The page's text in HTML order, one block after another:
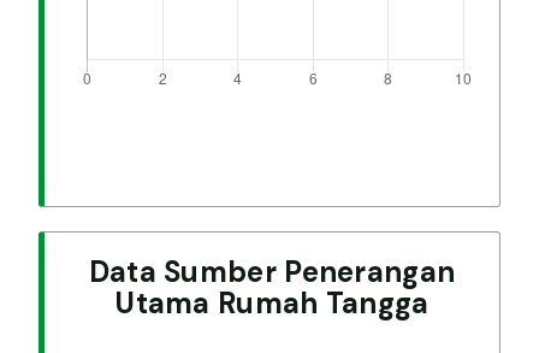
Data Sumber Penerangan
Utama Rumah Tangga